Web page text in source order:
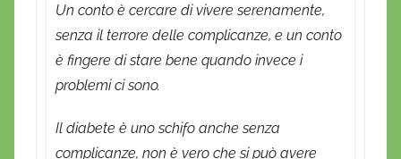
Un conto è cercare di vivere serenamente,
senza il terrore delle complicanze, e un conto
è fingere di stare bene quando invece i
problemi ci sono.
Il diabete è uno schifo anche senza
complicanze, non è vero che si può avere